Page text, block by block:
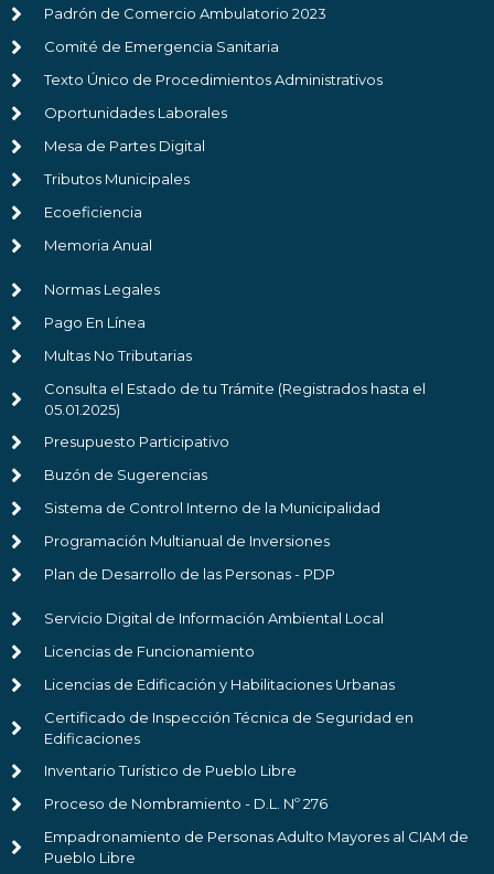
Padrón de Comercio Ambulatorio 2023
Comité de Emergencia Sanitaria
Texto Único de Procedimientos Administrativos
Oportunidades Laborales
Mesa de Partes Digital
Tributos Municipales
Ecoeficiencia
Memoria Anual
Normas Legales
Pago En Línea
Multas No Tributarias
Consulta el Estado de tu Trámite (Registrados hasta el
05.01.2025)
Presupuesto Participativo
Buzón de Sugerencias
Sistema de Control Interno de la Municipalidad
Programación Multianual de Inversiones
Plan de Desarrollo de las Personas - PDP
Servicio Digital de Información Ambiental Local
Licencias de Funcionamiento
Licencias de Edificación y Habilitaciones Urbanas
Certificado de Inspección Técnica de Seguridad en
Edificaciones
Inventario Turístico de Pueblo Libre
Proceso de Nombramiento - D.L. Nº 276
Empadronamiento de Personas Adulto Mayores al CIAM de
Pueblo Libre